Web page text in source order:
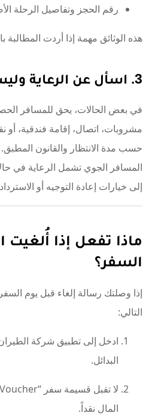
رقم الحجز وتفاصيل الرحلة
هذه الوثائق مهمة إذا أردت المطالبة
3. اسأل عن الرعاية وليس التعويض فقط
في بعض الحالات، يحق للمسافر
مشروبات، اتصال، إقامة فندقية، أو
حسب مدة الانتظار والقانون
المسافر الجوي تشمل الرعاية في
إلى خيارات إعادة التوجيه أو
ماذا تفعل إذا أُلغيت
السفر؟
إذا وصلتك رسالة إلغاء قبل يوم
التالي:
ادخل إلى تطبيق شركة
البدائل.
المال نقداً.